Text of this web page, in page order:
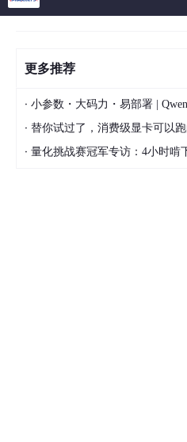
更多推荐
· 小参数・大码力・易部署 | Qwen3.6-27B上
· 替你试过了，消费级显卡可以跑的开源文生图
· 量化挑战赛冠军专访：4小时啃下